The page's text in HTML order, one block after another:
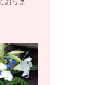
おりま